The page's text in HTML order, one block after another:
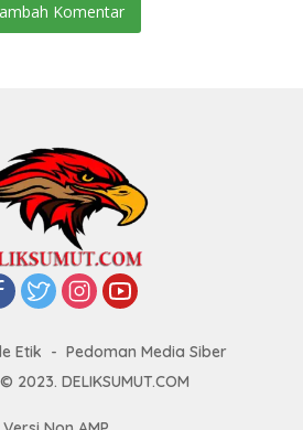
Komentar
Etik
Pedoman Media Siber
2023. DELIKSUMUT.COM